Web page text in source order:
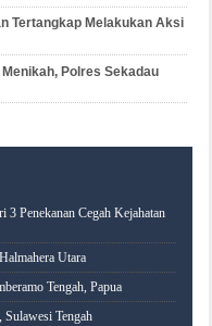
Tertangkap Melakukan Aksi
Polres Sekadau
Penekanan Cegah Kejahatan
Utara
Tengah, Papua
Tengah